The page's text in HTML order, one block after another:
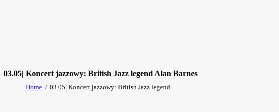
03.05| Koncert jazzowy: British Jazz legend Alan Barnes
Home 03.05| Koncert jazzowy: British Jazz legend...